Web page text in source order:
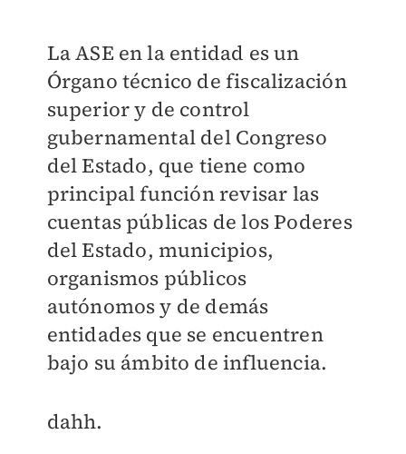
La ASE en la entidad es un
Órgano técnico de fiscalización
superior y de control
gubernamental del Congreso
del Estado, que tiene como
principal función revisar las
cuentas públicas de los Poderes
del Estado, municipios,
organismos públicos
autónomos y de demás
entidades que se encuentren
bajo su ámbito de influencia.
dahh.